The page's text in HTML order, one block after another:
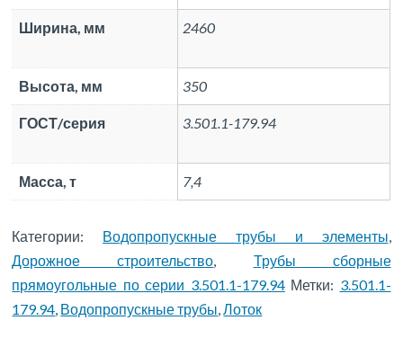
Ширина, мм 2460
Высота, мм 350
ГОСТ/серия 3.501.1-179.94
Масса, т 7,4
Категории: Водопропускные трубы и элементы
Дорожное строительство
Трубы сборные
прямоугольные по серии 3.501.1-179.94 Метки: 3.501.1-
179.94 Водопропускные трубы Лоток